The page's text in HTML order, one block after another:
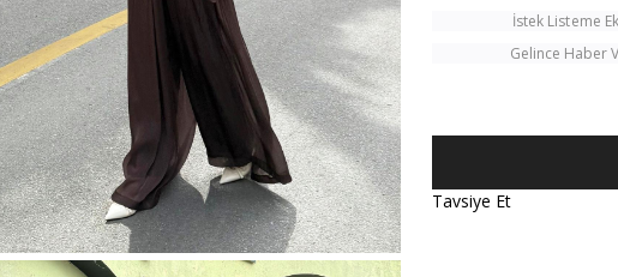
İstek Listeme
Gelince Haber
Tavsiye Et